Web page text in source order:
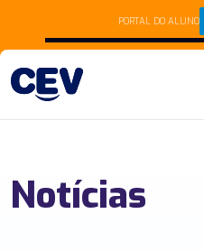
PORTAL DO ALUNO
Notícias